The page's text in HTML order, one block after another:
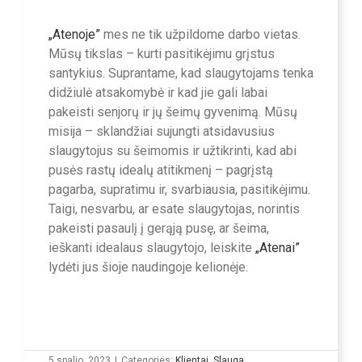
„Atenoje” mes ne tik užpildome darbo vietas.
Mūsų tikslas – kurti pasitikėjimu grįstus
santykius. Suprantame, kad slaugytojams tenka
didžiulė atsakomybė ir kad jie gali labai
pakeisti senjorų ir jų šeimų gyvenimą. Mūsų
misija – sklandžiai sujungti atsidavusius
slaugytojus su šeimomis ir užtikrinti, kad abi
pusės rastų idealų atitikmenį – pagrįstą
pagarba, supratimu ir, svarbiausia, pasitikėjimu.
Taigi, nesvarbu, ar esate slaugytojas, norintis
pakeisti pasaulį į gerąją pusę, ar šeima,
ieškanti idealaus slaugytojo, leiskite „Atenai”
lydėti jus šioje naudingoje kelionėje.